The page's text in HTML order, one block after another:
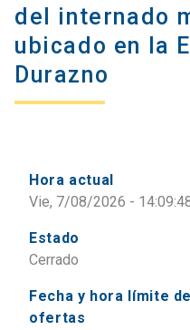
del internado
ubicado en la
Durazno
Hora actual
Vie, 7/08/2026 -
Estado
Cerrado
Fecha y hora límite
ofertas